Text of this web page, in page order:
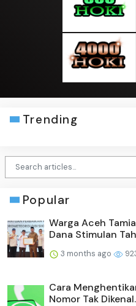
Trending
Popular
Warga Aceh
Dana Stimulan
3 months ago
Cara
Nomor Tak